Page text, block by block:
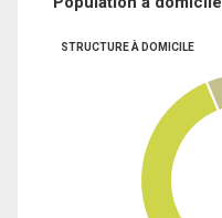
STRUCTURE À DOMICILE